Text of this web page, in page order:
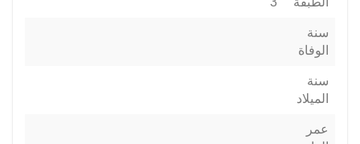
سنة
الوفاة
سنة
الميلاد
عمر